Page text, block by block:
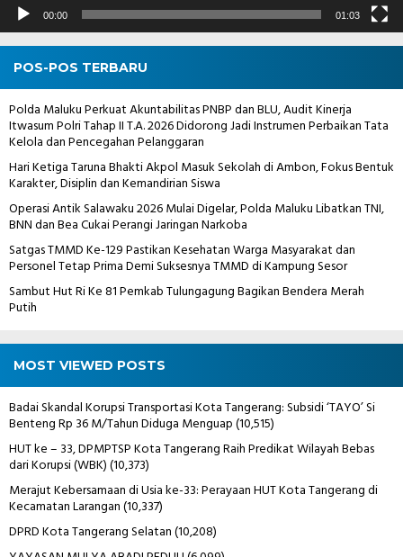
00:00 01:03
POS-POS TERBARU
Polda Maluku Perkuat Akuntabilitas PNBP dan BLU, Audit Kinerja
Itwasum Polri Tahap II T.A. 2026 Didorong Jadi Instrumen Perbaikan Tata
Kelola dan Pencegahan Pelanggaran
Hari Ketiga Taruna Bhakti Akpol Masuk Sekolah di Ambon, Fokus Bentuk
Karakter, Disiplin dan Kemandirian Siswa
Operasi Antik Salawaku 2026 Mulai Digelar, Polda Maluku Libatkan TNI,
BNN dan Bea Cukai Perangi Jaringan Narkoba
Satgas TMMD Ke-129 Pastikan Kesehatan Warga Masyarakat dan
Personel Tetap Prima Demi Suksesnya TMMD di Kampung Sesor
Sambut Hut Ri Ke 81 Pemkab Tulungagung Bagikan Bendera Merah
Putih
MOST VIEWED POSTS
Badai Skandal Korupsi Transportasi Kota Tangerang: Subsidi ‘TAYO’ Si
Benteng Rp 36 M/Tahun Diduga Menguap(10,515)
HUT ke – 33, DPMPTSP Kota Tangerang Raih Predikat Wilayah Bebas
dari Korupsi (WBK)(10,373)
Merajut Kebersamaan di Usia ke-33: Perayaan HUT Kota Tangerang di
Kecamatan Larangan(10,337)
DPRD Kota Tangerang Selatan(10,208)